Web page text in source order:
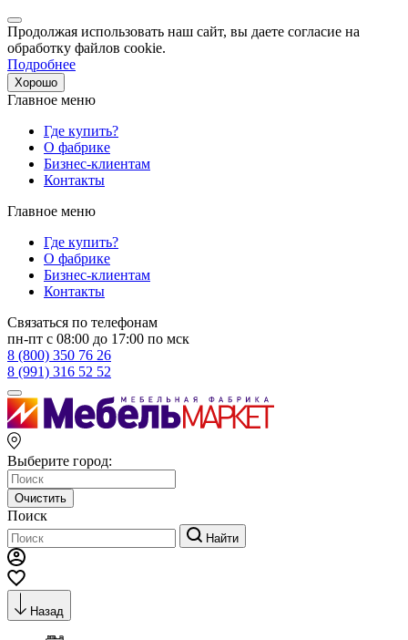
Продолжая использовать наш сайт, вы даете согласие на
обработку файлов cookie.
Подробнее
Хорошо
Главное меню
Где купить?
О фабрике
Бизнес-клиентам
Контакты
Главное меню
Где купить?
О фабрике
Бизнес-клиентам
Контакты
Связаться по телефонам
пн-пт с 08:00 до 17:00 по мск
8 (800) 350 76 26
8 (991) 316 52 52
Выберите город:
Очистить
Поиск
Найти
Назад